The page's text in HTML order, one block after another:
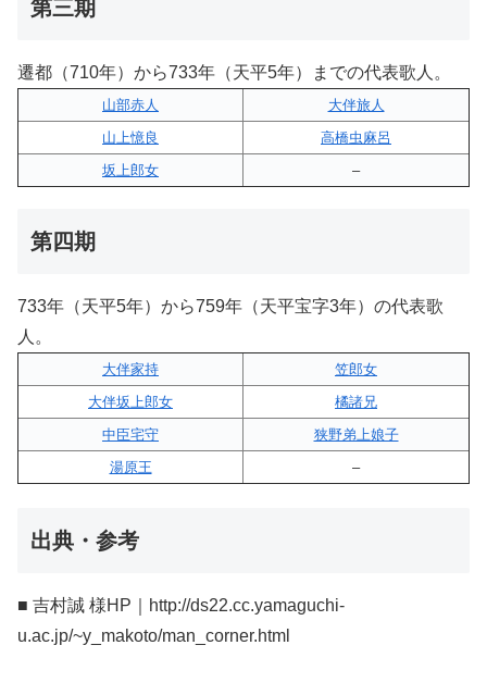
第三期
遷都（710年）から733年（天平5年）までの代表歌人。
山部赤人
大伴旅人
山上憶良
高橋虫麻呂
坂上郎女
–
第四期
733年（天平5年）から759年（天平宝字3年）の代表歌
人。
大伴家持
笠郎女
大伴坂上郎女
橘諸兄
中臣宅守
狭野弟上娘子
湯原王
–
出典・参考
■ 吉村誠 様HP｜http://ds22.cc.yamaguchi-
u.ac.jp/~y_makoto/man_corner.html